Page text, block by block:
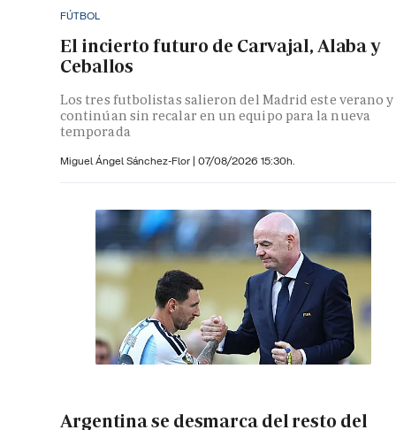
FÚTBOL
El incierto futuro de Carvajal, Alaba y
Ceballos
Los tres futbolistas salieron del Madrid este verano y
continúan sin recalar en un equipo para la nueva
temporada
Miguel Ángel Sánchez-Flor | 07/08/2026 15:30h.
Argentina se desmarca del resto del